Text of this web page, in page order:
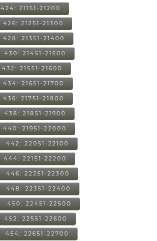
424: 21151-21200
426: 21251-21300
428: 21351-21400
430: 21451-21500
432: 21551-21600
434: 21651-21700
436: 21751-21800
438: 21851-21900
440: 21951-22000
442: 22051-22100
444: 22151-22200
446: 22251-22300
448: 22351-22400
450: 22451-22500
452: 22551-22600
454: 22651-22700